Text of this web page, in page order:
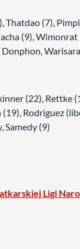
Thatdao (7),
(9),
(22), Rettke
Rodriguez
Samedy (9)
Ligi